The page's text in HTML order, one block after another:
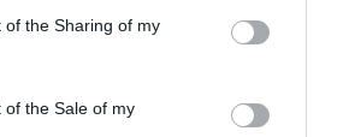
or usage behaviour. You may click to
to Google and its third-party tags to
specified purposes in below Google
of the Sharing of my
of the Sale of my